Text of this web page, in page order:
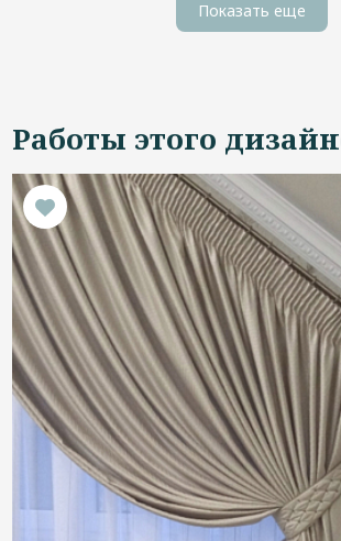
Показать еще
Работы этого